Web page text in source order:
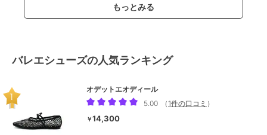
もっとみる
バレエシューズの人気ランキング
オデットエオディール
5.00
（ 1件の口コミ ）
￥14,300